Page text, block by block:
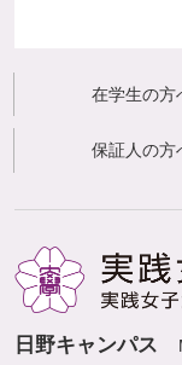
在学生の方
保証人の方
日野キャンパス